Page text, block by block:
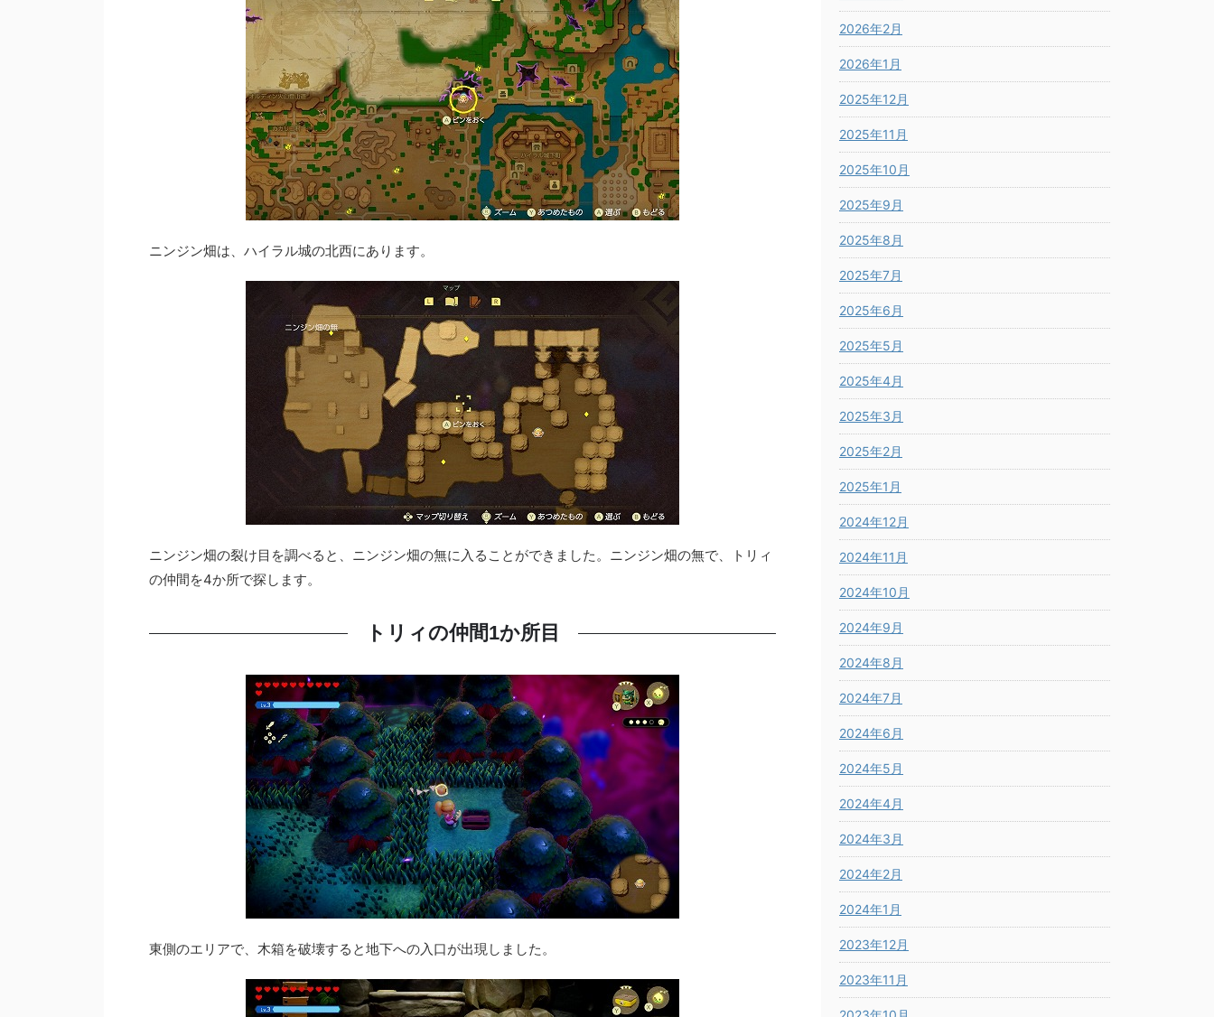
ニンジン畑は、ハイラル城の北西にあります。
ニンジン畑の裂け目を調べると、ニンジン畑の無に入ることができました。ニンジン畑の無で、トリィ
の仲間を4か所で探します。
トリィの仲間1か所目
東側のエリアで、木箱を破壊すると地下への入口が出現しました。
2026年2月
2026年1月
2025年12月
2025年11月
2025年10月
2025年9月
2025年8月
2025年7月
2025年6月
2025年5月
2025年4月
2025年3月
2025年2月
2025年1月
2024年12月
2024年11月
2024年10月
2024年9月
2024年8月
2024年7月
2024年6月
2024年5月
2024年4月
2024年3月
2024年2月
2024年1月
2023年12月
2023年11月